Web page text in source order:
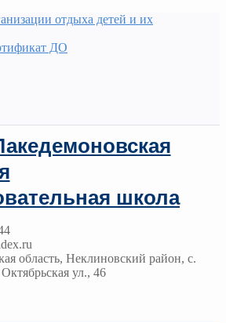
отдыха детей и их
ДО
школа
область, Неклиновский район, с.
ул., 46